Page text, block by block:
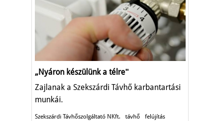
„Nyáron készülünk a télreʺ
Zajlanak a Szekszárdi Távhő karbantartási
munkái.
Szekszárdi Távhőszolgáltató NKft. távhő felújítás